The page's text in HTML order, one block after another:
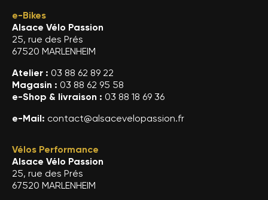
e-Bikes
Alsace Vélo Passion
25, rue des Prés
67520 MARLENHEIM
Atelier : 03 88 62 89 22
Magasin : 03 88 62 95 58
e-Shop & livraison : 03 88 18 69 36
e-Mail: contact@alsacevelopassion.fr
Vélos Performance
Alsace Vélo Passion
25, rue des Prés
67520 MARLENHEIM